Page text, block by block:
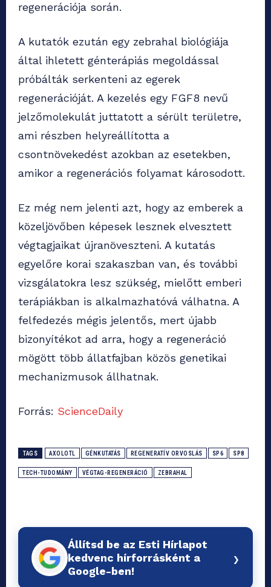
regenerációja során.
A kutatók ezután egy zebrahal biológiája
által ihletett génterápiás megoldással
próbálták serkenteni az egerek
regenerációját. A kezelés egy FGF8 nevű
jelzőmolekulát juttatott a sérült területre,
ami részben helyreállította a
csontnövekedést azokban az esetekben,
amikor a regenerációs folyamat károsodott.
Ez még nem jelenti azt, hogy az emberek a
közeljövőben képesek lesznek elvesztett
végtagjaikat újranöveszteni. A kutatás
egyelőre korai szakaszban van, és további
vizsgálatokra lesz szükség, mielőtt emberi
terápiákban is alkalmazhatóvá válhatna. A
felfedezés mégis jelentős, mert újabb
bizonyítékot ad arra, hogy a regeneráció
mögött több állatfajban közös genetikai
mechanizmusok állhatnak.
Forrás: ScienceDaily
TAGS AXOLOTL GÉNKUTATÁS REGENERATÍV ORVOSLÁS SP6 SP8
TECH-TUDOMÁNY VÉGTAG-REGENERÁCIÓ ZEBRAHAL
Állítsd be az Esti Hírlapot
kedvenc hírforrásként a
Google-ben!
›